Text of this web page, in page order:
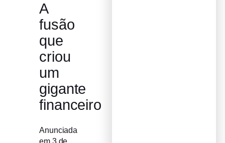
A
fusão
que
criou
um
gigante
financeiro
Anunciada
em 3 de